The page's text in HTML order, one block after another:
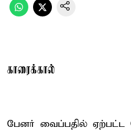
காரைக்கால்
பேனர் வைப்பதில்